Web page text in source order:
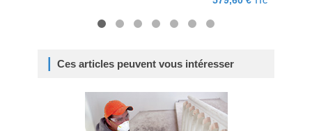
Ces articles peuvent vous intéresser